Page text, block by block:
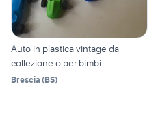
Auto in plastica vintage da
collezione o per bimbi
Brescia (BS)